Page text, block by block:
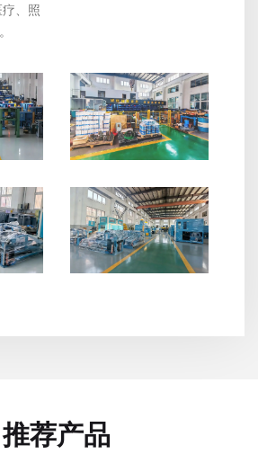
、照
推荐产品